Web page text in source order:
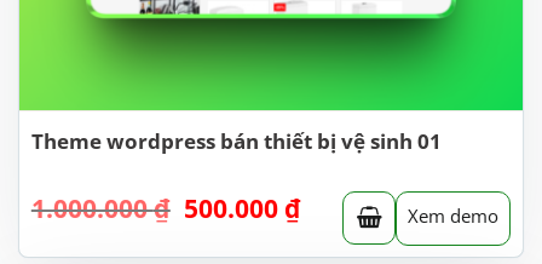
Theme wordpress bán thiết bị vệ sinh 01
1.000.000₫ Giá
là:
500.000 ₫Giá
hiện
tại
Xem demo